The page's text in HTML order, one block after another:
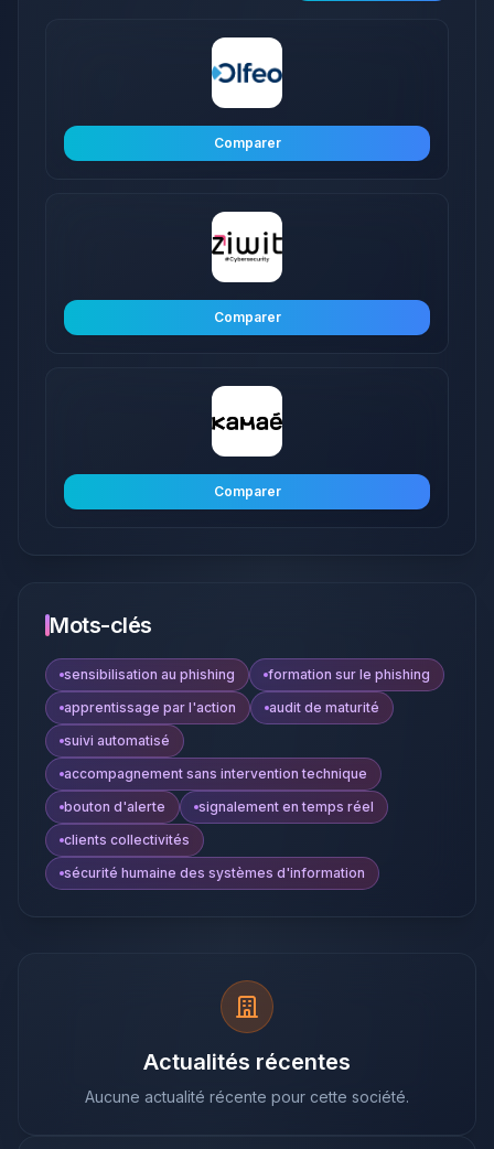
Comparer
Comparer
Comparer
Mots-clés
sensibilisation au phishing
formation sur le phishing
apprentissage par l'action
audit de maturité
suivi automatisé
accompagnement sans intervention technique
bouton d'alerte
signalement en temps réel
clients collectivités
sécurité humaine des systèmes d'information
Actualités récentes
Aucune actualité récente pour cette société.